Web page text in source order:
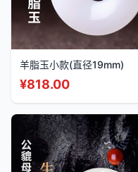
羊脂玉小款(直径19mm)
¥818.00